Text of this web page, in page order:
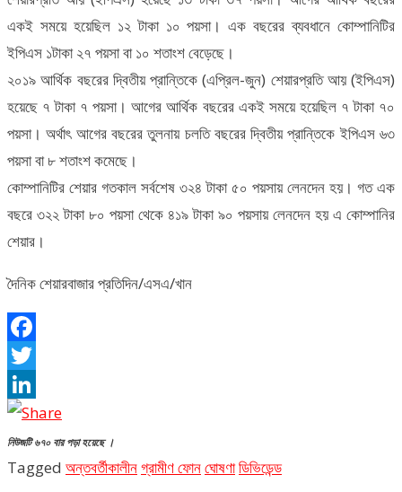
একই সময়ে হয়েছিল ১২ টাকা ১০ পয়সা। এক বছরের ব্যবধানে কোম্পানিটির
ইপিএস ১টাকা ২৭ পয়সা বা ১০ শতাংশ বেড়েছে।
২০১৯ আর্থিক বছরের দ্বিতীয় প্রান্তিকে (এপ্রিল-জুন) শেয়ারপ্রতি আয় (ইপিএস)
হয়েছে ৭ টাকা ৭ পয়সা। আগের আর্থিক বছরের একই সময়ে হয়েছিল ৭ টাকা ৭০
পয়সা। অর্থাৎ আগের বছরের তুলনায় চলতি বছরের দ্বিতীয় প্রান্তিকে ইপিএস ৬৩
পয়সা বা ৮ শতাংশ কমেছে।
কোম্পানিটির শেয়ার গতকাল সর্বশেষ ৩২৪ টাকা ৫০ পয়সায় লেনদেন হয়। গত এক
বছরে ৩২২ টাকা ৮০ পয়সা থেকে ৪১৯ টাকা ৯০ পয়সায় লেনদেন হয় এ কোম্পানির
শেয়ার।
দৈনিক শেয়ারবাজার প্রতিদিন/এসএ/খান
Facebook
Twitter
LinkedIn
নিউজটি ৬৭০ বার পড়া হয়েছে ।
Tagged অন্তবর্তীকালীনগ্রামীণ ফোনঘোষণাডিভিডেন্ড